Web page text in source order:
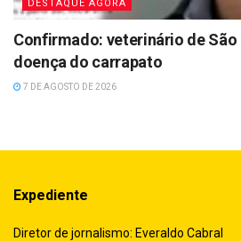
DESTAQUE AGORA
Confirmado: veterinário de
doença do carrapato
7 DE AGOSTO DE 2026
Expediente
Diretor de jornalismo: Everaldo Cabral